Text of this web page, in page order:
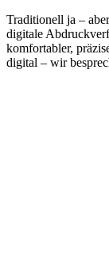
Traditionell ja –
digitale
komfortabler,
digital – wir